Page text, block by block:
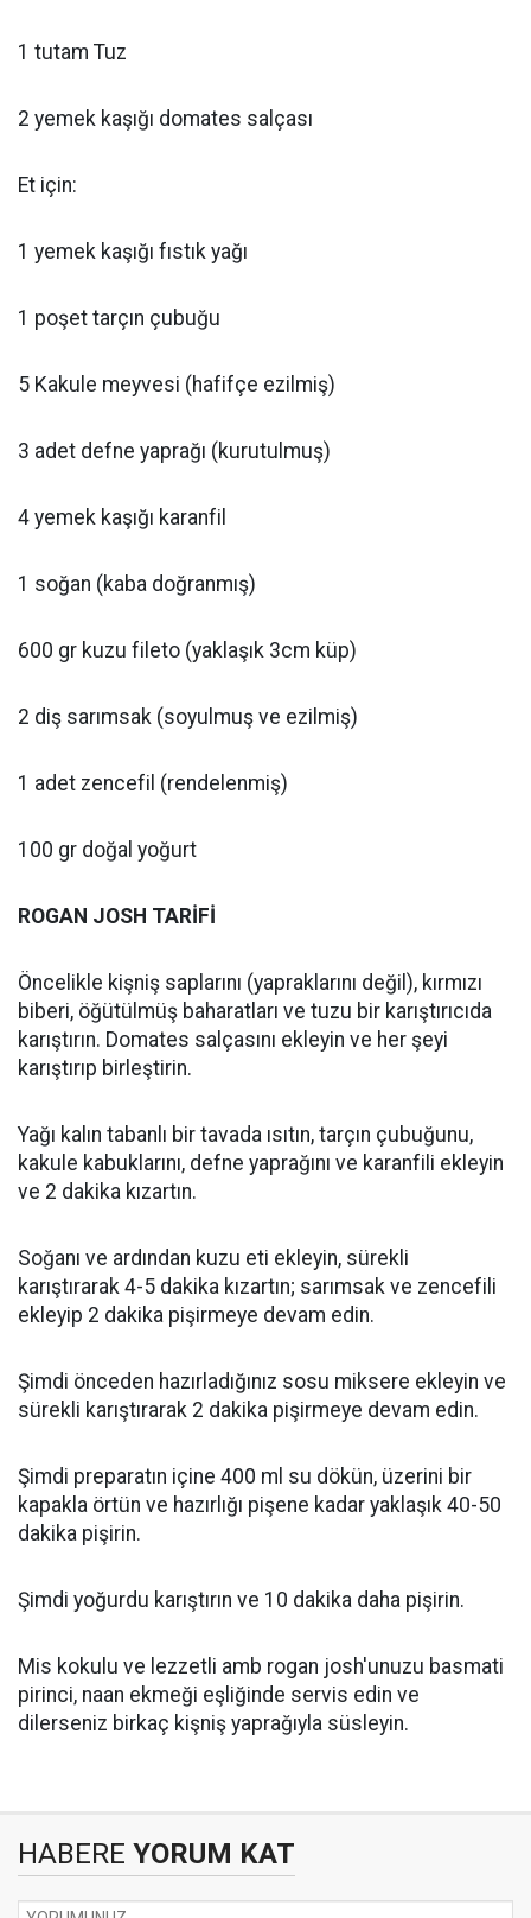
1 tutam Tuz
2 yemek kaşığı domates salçası
Et için:
1 yemek kaşığı fıstık yağı
1 poşet tarçın çubuğu
5 Kakule meyvesi (hafifçe ezilmiş)
3 adet defne yaprağı (kurutulmuş)
4 yemek kaşığı karanfil
1 soğan (kaba doğranmış)
600 gr kuzu fileto (yaklaşık 3cm küp)
2 diş sarımsak (soyulmuş ve ezilmiş)
1 adet zencefil (rendelenmiş)
100 gr doğal yoğurt
ROGAN JOSH TARİFİ
Öncelikle kişniş saplarını (yapraklarını değil), kırmızı
biberi, öğütülmüş baharatları ve tuzu bir karıştırıcıda
karıştırın. Domates salçasını ekleyin ve her şeyi
karıştırıp birleştirin.
Yağı kalın tabanlı bir tavada ısıtın, tarçın çubuğunu,
kakule kabuklarını, defne yaprağını ve karanfili ekleyin
ve 2 dakika kızartın.
Soğanı ve ardından kuzu eti ekleyin, sürekli
karıştırarak 4-5 dakika kızartın; sarımsak ve zencefili
ekleyip 2 dakika pişirmeye devam edin.
Şimdi önceden hazırladığınız sosu miksere ekleyin ve
sürekli karıştırarak 2 dakika pişirmeye devam edin.
Şimdi preparatın içine 400 ml su dökün, üzerini bir
kapakla örtün ve hazırlığı pişene kadar yaklaşık 40-50
dakika pişirin.
Şimdi yoğurdu karıştırın ve 10 dakika daha pişirin.
Mis kokulu ve lezzetli amb rogan josh'unuzu basmati
pirinci, naan ekmeği eşliğinde servis edin ve
dilerseniz birkaç kişniş yaprağıyla süsleyin.
HABERE YORUM KAT